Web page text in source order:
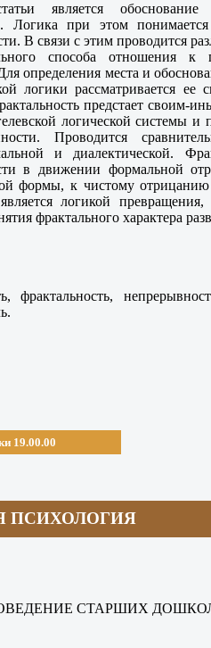
является обоснование
Логика при этом
В связи с этим проводится
способа отношения к
определения места и
логики рассматривается ее
предстает своим-
логической системы и
Проводится
и диалектической.
в движении формальной
формы, к чистому
логикой
фрактального характера
фрактальность,
19.00.00
ПСИХОЛОГИЯ
СТАРШИХ